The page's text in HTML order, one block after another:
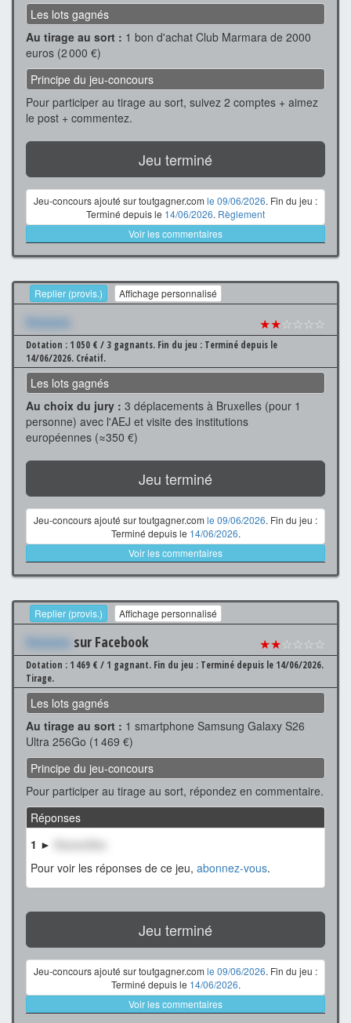
Les lots gagnés
Au tirage au sort : 1 bon d'achat Club Marmara de 2000
euros (2 000 €)
Principe du jeu-concours
Pour participer au tirage au sort, suivez 2 comptes + aimez
le post + commentez.
Jeu terminé
Jeu-concours ajouté sur toutgagner.com le 09/06/2026. Fin du jeu :
Terminé depuis le 14/06/2026. Règlement
Voir les commentaires
Replier (provis.) Affichage personnalisé
Xxxxxxx ★★☆☆☆☆
Dotation : 1 050 € / 3 gagnants. Fin du jeu : Terminé depuis le
14/06/2026. Créatif.
Les lots gagnés
Au choix du jury : 3 déplacements à Bruxelles (pour 1
personne) avec l'AEJ et visite des institutions
européennes (≈350 €)
Jeu terminé
Jeu-concours ajouté sur toutgagner.com le 09/06/2026. Fin du jeu :
Terminé depuis le 14/06/2026.
Voir les commentaires
Replier (provis.) Affichage personnalisé
Xxxxxxx sur Facebook ★★☆☆☆☆
Dotation : 1 469 € / 1 gagnant. Fin du jeu : Terminé depuis le 14/06/2026.
Tirage.
Les lots gagnés
Au tirage au sort : 1 smartphone Samsung Galaxy S26
Ultra 256Go (1 469 €)
Principe du jeu-concours
Pour participer au tirage au sort, répondez en commentaire.
Réponses
1 ►
XxxxxxXxx
Pour voir les réponses de ce jeu, abonnez-vous.
Jeu terminé
Jeu-concours ajouté sur toutgagner.com le 09/06/2026. Fin du jeu :
Terminé depuis le 14/06/2026.
Voir les commentaires